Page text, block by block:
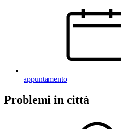
appuntamento
Problemi in città